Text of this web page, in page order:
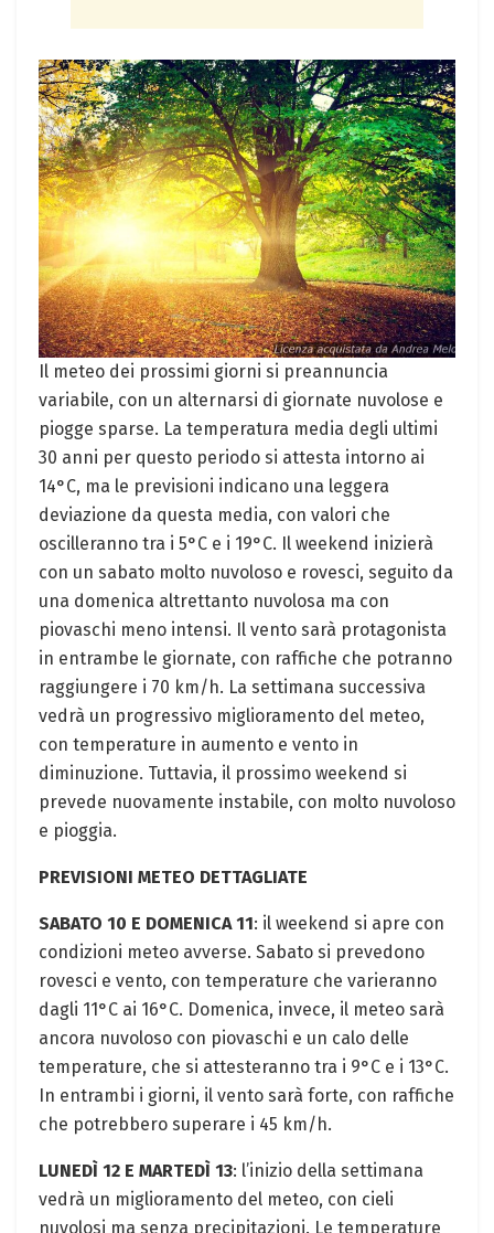
Il meteo dei prossimi giorni si preannuncia
variabile, con un alternarsi di giornate nuvolose e
piogge sparse. La temperatura media degli ultimi
30 anni per questo periodo si attesta intorno ai
14°C, ma le previsioni indicano una leggera
deviazione da questa media, con valori che
oscilleranno tra i 5°C e i 19°C. Il weekend inizierà
con un sabato molto nuvoloso e rovesci, seguito da
una domenica altrettanto nuvolosa ma con
piovaschi meno intensi. Il vento sarà protagonista
in entrambe le giornate, con raffiche che potranno
raggiungere i 70 km/h. La settimana successiva
vedrà un progressivo miglioramento del meteo,
con temperature in aumento e vento in
diminuzione. Tuttavia, il prossimo weekend si
prevede nuovamente instabile, con molto nuvoloso
e pioggia.
PREVISIONI METEO DETTAGLIATE
SABATO 10 E DOMENICA 11: il weekend si apre con
condizioni meteo avverse. Sabato si prevedono
rovesci e vento, con temperature che varieranno
dagli 11°C ai 16°C. Domenica, invece, il meteo sarà
ancora nuvoloso con piovaschi e un calo delle
temperature, che si attesteranno tra i 9°C e i 13°C.
In entrambi i giorni, il vento sarà forte, con raffiche
che potrebbero superare i 45 km/h.
LUNEDÌ 12 E MARTEDÌ 13: l’inizio della settimana
vedrà un miglioramento del meteo, con cieli
nuvolosi ma senza precipitazioni. Le temperature